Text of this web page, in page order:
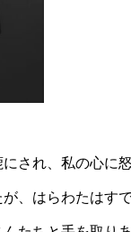
され、私の心に
、はらわたはす